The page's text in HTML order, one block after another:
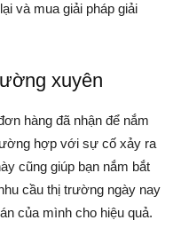
và mua giải pháp giải
xuyên
hàng đã nhận để nắm
hợp với sự cố xảy ra
cũng giúp bạn nắm bắt
cầu thị trường ngày nay
của mình cho hiệu quả.